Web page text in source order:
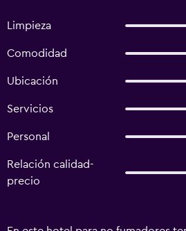
Limpieza
Comodidad
Ubicación
Servicios
Personal
Relación calidad-
precio